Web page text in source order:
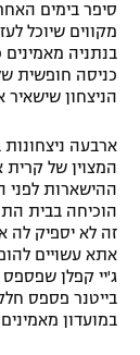
הצטרפות
לוח דרושים –
תגיות
המגזין
סיפר בימים
מקווים שיוכל
בנתניה מאמינים
כניסה חופשית
הניצחון
ארבעה
המצוין של
ההישארות לפני
הוכיחה בבית
זה לא יספיק לה
אתא עשויים
ג'יי קפלן
בייטנר פספס
במועדון